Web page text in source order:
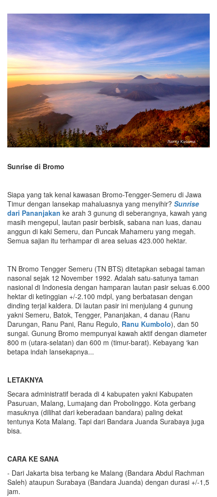
Sunrise di Bromo
Siapa yang tak kenal kawasan Bromo-Tengger-Semeru di Jawa
Timur dengan lansekap mahaluasnya yang menyihir? Sunrise
dari Pananjakan ke arah 3 gunung di seberangnya, kawah yang
masih mengepul, lautan pasir berbisik, sabana nan luas, danau
anggun di kaki Semeru, dan Puncak Mahameru yang megah.
Semua sajian itu terhampar di area seluas 423.000 hektar.
TN Bromo Tengger Semeru (TN BTS) ditetapkan sebagai taman
nasonal sejak 12 November 1992. Adalah satu-satunya taman
nasional di Indonesia dengan hamparan lautan pasir seluas 6.000
hektar di ketinggian +/-2.100 mdpl, yang berbatasan dengan
dinding terjal kaldera. Di lautan pasir ini menjulang 4 gunung
yakni Semeru, Batok, Tengger, Pananjakan, 4 danau (Ranu
Darungan, Ranu Pani, Ranu Regulo, Ranu Kumbolo), dan 50
sungai. Gunung Bromo mempunyai kawah aktif dengan diameter
800 m (utara-selatan) dan 600 m (timur-barat). Kebayang ‘kan
betapa indah lansekapnya...
LETAKNYA
Secara administratif berada di 4 kabupaten yakni Kabupaten
Pasuruan, Malang, Lumajang dan Probolinggo. Kota gerbang
masuknya (dilihat dari keberadaan bandara) paling dekat
tentunya Kota Malang. Tapi dari Bandara Juanda Surabaya juga
bisa.
CARA KE SANA
- Dari Jakarta bisa terbang ke Malang (Bandara Abdul Rachman
Saleh) ataupun Surabaya (Bandara Juanda) dengan durasi +/-1,5
jam.